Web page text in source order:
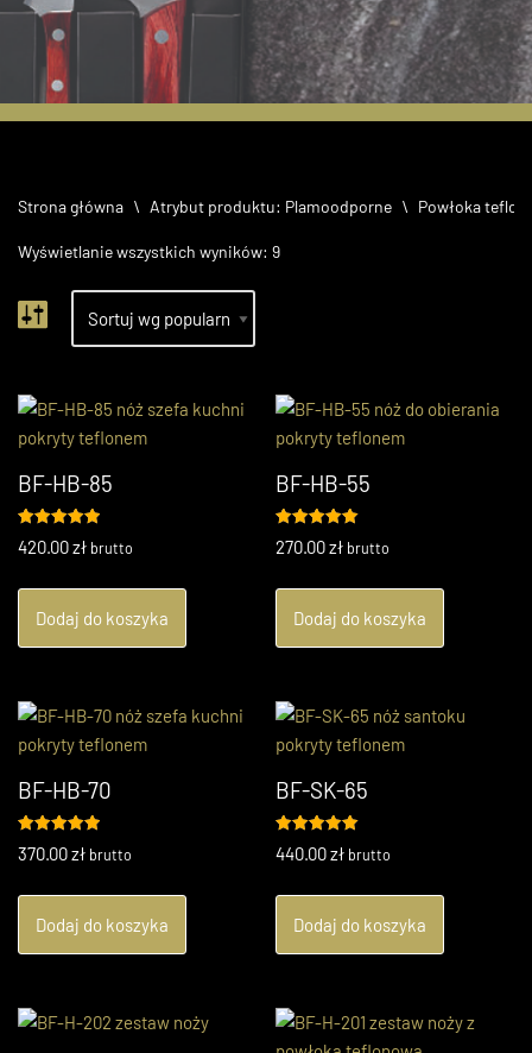
60 lecie MAC
Limitowany zestaw
noży NF-201R
Strona główna \ Atrybut produktu: Plamoodporne \ Powłoka
Wyświetlanie wszystkich wyników: 9
BF-HB-85
Oceniono
5.00
420.00zł brutto
Dodaj do koszyka
BF-HB-55
Oceniono
5.00
270.00zł brutto
Dodaj do koszyka
BF-HB-70
Oceniono
5.00
370.00zł brutto
Dodaj do koszyka
BF-SK-65
Oceniono
5.00
440.00zł brutto
Dodaj do koszyka